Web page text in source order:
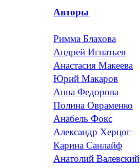
Авторы
Римма Блахова
Андрей Игнатьев
Анастасия Макеева
Юрий Макаров
Анна Федорова
Полина Овраменко
Анабель Фокс
Александр Херцог
Карина Санлайф
Анатолий Валевский